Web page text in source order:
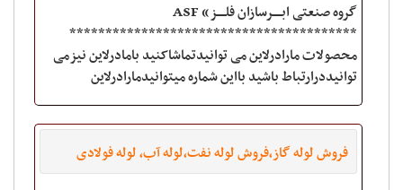
گروه صنعتی ابـــــرسازان فلـــــز» ASF
****************************************
محصولات مارادرلاین می توانیدتماشاکنید بامادرلاین نیزمی
توانیددرارتباط باشید بااین شماره میتوانیدمارادرلاین
فروش لوله گاز،فروش لوله نفت،لوله آب، لوله فولادی